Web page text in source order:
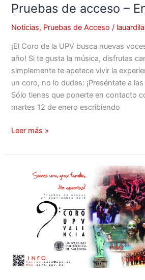
Pruebas de acceso –
Noticias, Pruebas de Acceso / lauardila
¡El Coro de la UPV busca nuevas
año! Si te gusta la música, disfrutas
simplemente te apetece vivir la
un coro, no lo dudes: ¡Preséntate a
Sólo tienes que ponerte en contacto
martes 12 de enero escribiendo
Leer más »
Pruebas
Septiembre